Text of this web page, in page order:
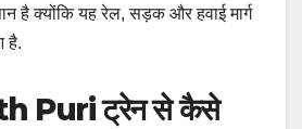
है क्योंकि यह रेल, सड़क और हवाई मार्ग
है.
Puri ट्रेन से कैसे